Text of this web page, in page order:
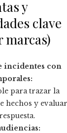
y
clave
marcas)
incidentes con
para trazar la
hechos y